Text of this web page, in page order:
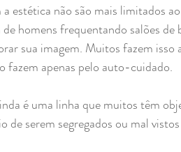
estética não são mais limitados
homens frequentando salões
sua imagem. Muitos fazem
fazem apenas pelo auto-cuidado.
é uma linha que muitos têm
de serem segregados ou mal